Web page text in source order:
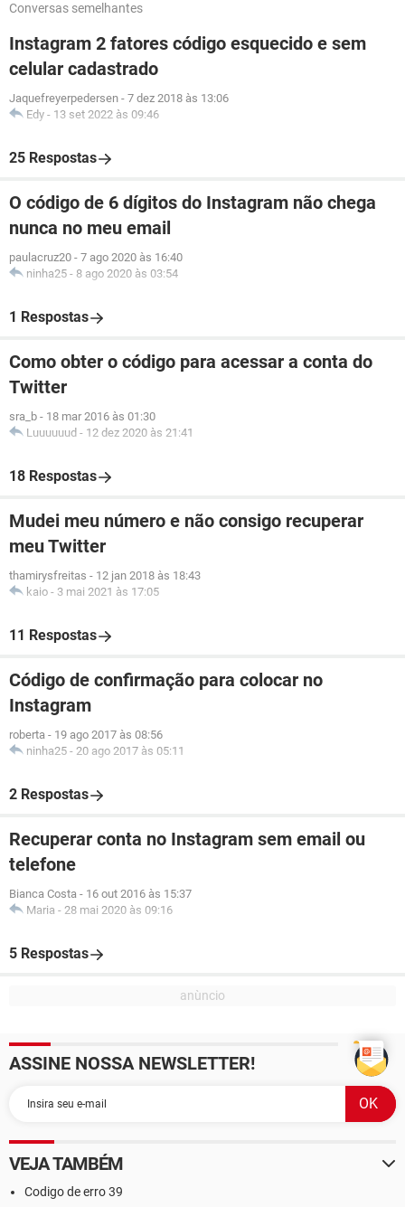
Conversas semelhantes
Instagram 2 fatores código esquecido e sem
celular cadastrado
Jaquefreyerpedersen - 7 dez 2018 às 13:06
Edy - 13 set 2022 às 09:46
25 Respostas
O código de 6 dígitos do Instagram não chega
nunca no meu email
paulacruz20 - 7 ago 2020 às 16:40
ninha25 - 8 ago 2020 às 03:54
1 Respostas
Como obter o código para acessar a conta do
Twitter
sra_b - 18 mar 2016 às 01:30
Luuuuuud - 12 dez 2020 às 21:41
18 Respostas
Mudei meu número e não consigo recuperar
meu Twitter
thamirysfreitas - 12 jan 2018 às 18:43
kaio - 3 mai 2021 às 17:05
11 Respostas
Código de confirmação para colocar no
Instagram
roberta - 19 ago 2017 às 08:56
ninha25 - 20 ago 2017 às 05:11
2 Respostas
Recuperar conta no Instagram sem email ou
telefone
Bianca Costa - 16 out 2016 às 15:37
Maria - 28 mai 2020 às 09:16
5 Respostas
ASSINE NOSSA NEWSLETTER!
VEJA TAMBÉM
Codigo de erro 39